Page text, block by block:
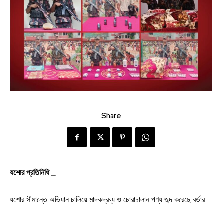
Share
যশোর প্রতিনিধি _
যশোর সীমান্তে অভিযান চালিয়ে মাদকদ্রব্য ও চোরাচালান পণ্য জব্দ করেছে বর্ডার